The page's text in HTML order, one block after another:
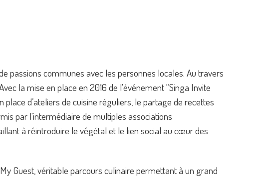
passions communes avec les personnes locales. Au travers
la mise en place en 2016 de l'événement “Singa Invite
d’ateliers de cuisine réguliers, le partage de recettes
par l'intermédiaire de multiples associations
à réintroduire le végétal et le lien social au cœur des
Guest, véritable parcours culinaire permettant à un grand